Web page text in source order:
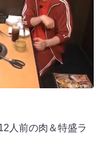
人前の肉＆特盛ラ